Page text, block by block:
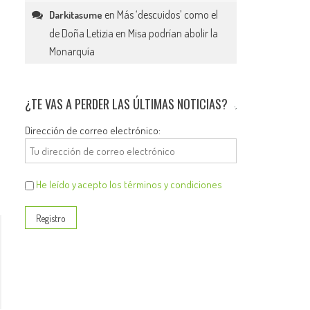
Darkitasume en Más ‘descuidos’ como el
de Doña Letizia en Misa podrían abolir la
Monarquía
¿TE VAS A PERDER LAS ÚLTIMAS NOTICIAS?
Dirección de correo electrónico:
He leído y acepto los términos y condiciones